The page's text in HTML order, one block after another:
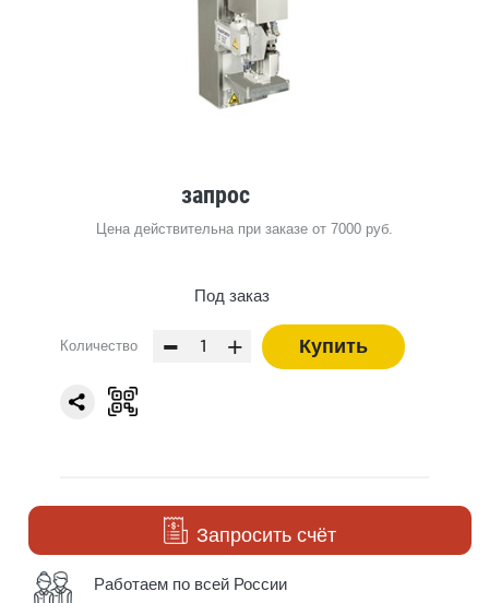
запрос
Цена действительна при заказе от 7000 руб.
Под заказ
Количество - + Купить
Запросить счёт
Работаем по всей России